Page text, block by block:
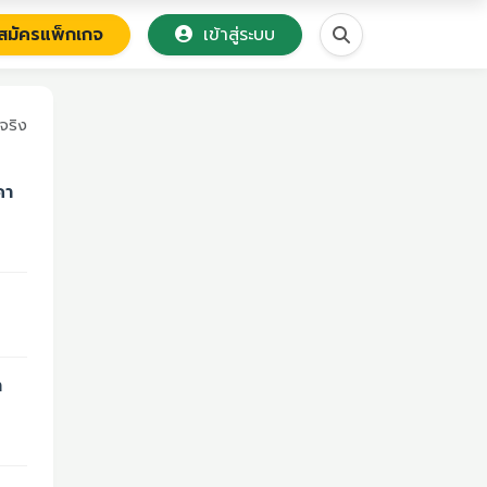
ครแพ็กเกจ เข้าสู่ระบบ
ริง